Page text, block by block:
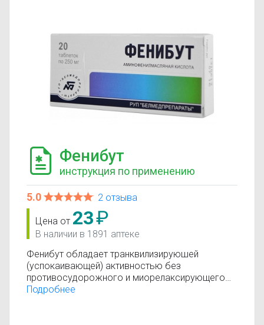
Фенибут
инструкция по применению
5.0 2 отзыва
Цена от 23₽
В наличии в 1891 аптеке
Фенибут обладает транквилизируюшей
(успокаивающей) активностью без
противосудорожного и миорелаксирующего
(расслабляющего мышцы) компонента.
Подробнее